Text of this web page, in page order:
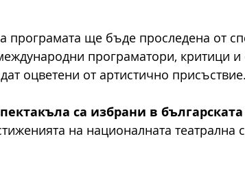
програмата ще бъде проследена от
програматори, критици
оцветени от артистично присъствие.
са избрани в
на националната